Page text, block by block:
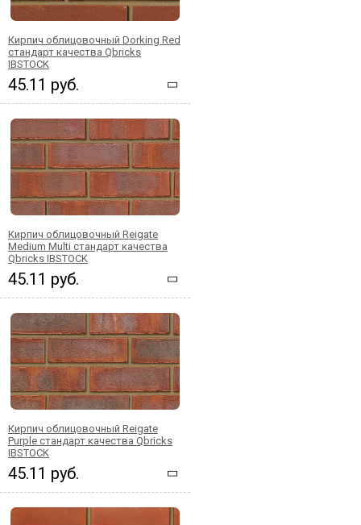
Кирпич облицовочный Dorking Red
стандарт качества Qbricks
IBSTOCK
45.11 руб.
Кирпич облицовочный Reigate
Medium Multi стандарт качества
Qbricks IBSTOCK
45.11 руб.
Кирпич облицовочный Reigate
Purple стандарт качества Qbricks
IBSTOCK
45.11 руб.